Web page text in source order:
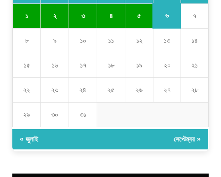
১ ২ ৩ ৪ ৫ ৬ ৭
৮ ৯ ১০ ১১ ১২ ১৩ ১৪
১৫ ১৬ ১৭ ১৮ ১৯ ২০ ২১
২২ ২৩ ২৪ ২৫ ২৬ ২৭ ২৮
২৯ ৩০ ৩১
« জুলাই সেপ্টেম্বর »